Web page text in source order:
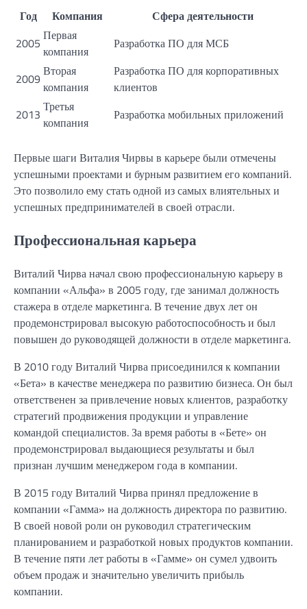
Год
Компания
Сфера деятельности
2005 Первая
компания
Разработка ПО для МСБ
2009 Вторая
компания
Разработка ПО для корпоративных
клиентов
2013 Третья
компания
Разработка мобильных приложений
Первые шаги Виталия Чирвы в карьере были отмечены
успешными проектами и бурным развитием его компаний.
Это позволило ему стать одной из самых влиятельных и
успешных предпринимателей в своей отрасли.
Профессиональная карьера
Виталий Чирва начал свою профессиональную карьеру в
компании «Альфа» в 2005 году, где занимал должность
стажера в отделе маркетинга. В течение двух лет он
продемонстрировал высокую работоспособность и был
повышен до руководящей должности в отделе маркетинга.
В 2010 году Виталий Чирва присоединился к компании
«Бета» в качестве менеджера по развитию бизнеса. Он был
ответственен за привлечение новых клиентов, разработку
стратегий продвижения продукции и управление
командой специалистов. За время работы в «Бете» он
продемонстрировал выдающиеся результаты и был
признан лучшим менеджером года в компании.
В 2015 году Виталий Чирва принял предложение в
компании «Гамма» на должность директора по развитию.
В своей новой роли он руководил стратегическим
планированием и разработкой новых продуктов компании.
В течение пяти лет работы в «Гамме» он сумел удвоить
объем продаж и значительно увеличить прибыль
компании.